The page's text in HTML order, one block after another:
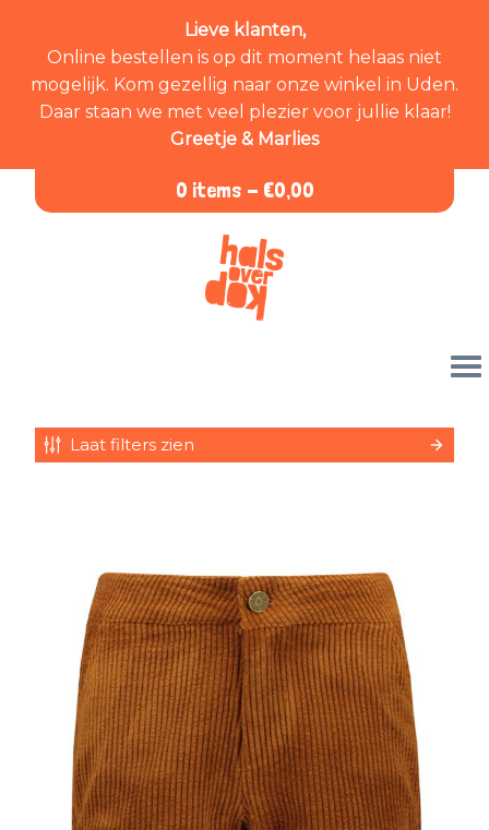
Lieve klanten,
Online bestellen is op dit moment helaas niet
mogelijk. Kom gezellig naar onze winkel in Uden.
Daar staan we met veel plezier voor jullie klaar!
Greetje & Marlies
0 items - €0,00
Laat filters zien